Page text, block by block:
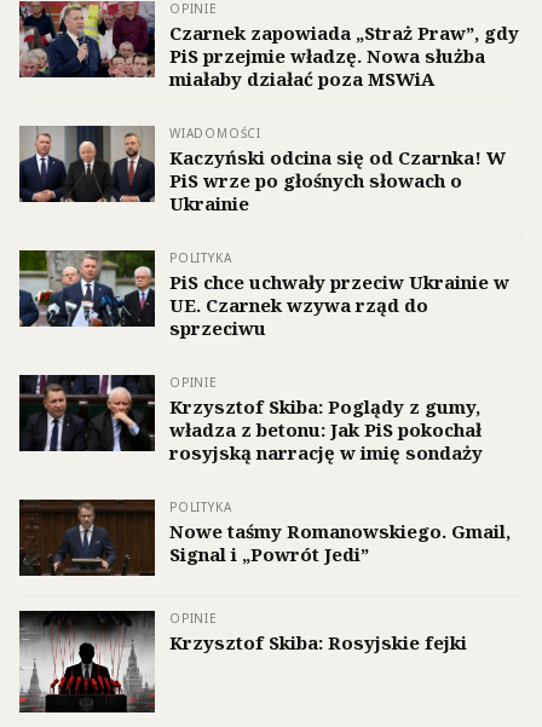
OPINIE
Czarnek zapowiada „Straż Praw”, gdy
PiS przejmie władzę. Nowa służba
miałaby działać poza MSWiA
WIADOMOŚCI
Kaczyński odcina się od Czarnka! W
PiS wrze po głośnych słowach o
Ukrainie
POLITYKA
PiS chce uchwały przeciw Ukrainie w
UE. Czarnek wzywa rząd do
sprzeciwu
OPINIE
Krzysztof Skiba: Poglądy z gumy,
władza z betonu: Jak PiS pokochał
rosyjską narrację w imię sondaży
POLITYKA
Nowe taśmy Romanowskiego. Gmail,
Signal i „Powrót Jedi”
OPINIE
Krzysztof Skiba: Rosyjskie fejki